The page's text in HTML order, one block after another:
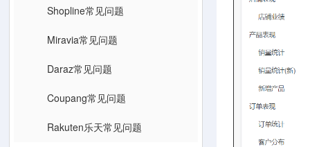
Shopline常见问题
Miravia常见问题
Daraz常见问题
Coupang常见问题
Rakuten乐天常见问题